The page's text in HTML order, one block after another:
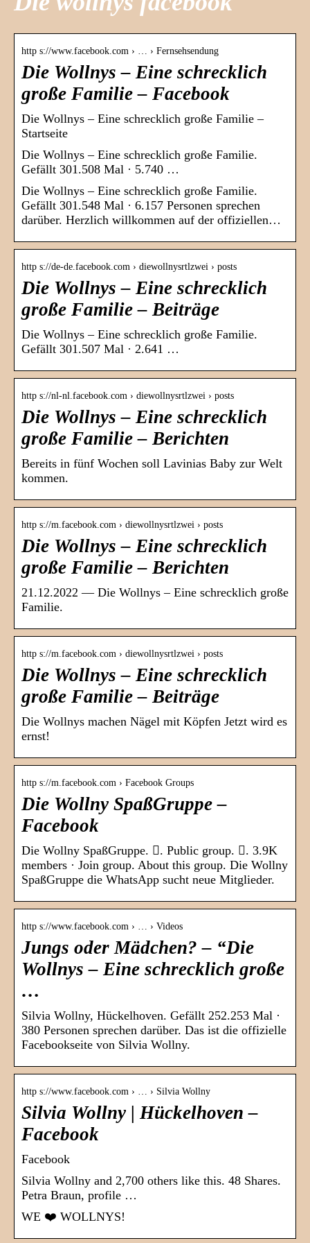
http s://www.facebook.com › … › Fernsehsendung
Die Wollnys – Eine schrecklich
große Familie – Facebook
Die Wollnys – Eine schrecklich große Familie –
Startseite
Die Wollnys – Eine schrecklich große Familie.
Gefällt 301.508 Mal · 5.740 …
Die Wollnys – Eine schrecklich große Familie.
Gefällt 301.548 Mal · 6.157 Personen sprechen
darüber. Herzlich willkommen auf der offiziellen…
http s://de-de.facebook.com › diewollnysrtlzwei › posts
Die Wollnys – Eine schrecklich
große Familie – Beiträge
Die Wollnys – Eine schrecklich große Familie.
Gefällt 301.507 Mal · 2.641 …
http s://nl-nl.facebook.com › diewollnysrtlzwei › posts
Die Wollnys – Eine schrecklich
große Familie – Berichten
Bereits in fünf Wochen soll Lavinias Baby zur Welt
kommen.
http s://m.facebook.com › diewollnysrtlzwei › posts
Die Wollnys – Eine schrecklich
große Familie – Berichten
21.12.2022 — Die Wollnys – Eine schrecklich große
Familie.
http s://m.facebook.com › diewollnysrtlzwei › posts
Die Wollnys – Eine schrecklich
große Familie – Beiträge
Die Wollnys machen Nägel mit Köpfen Jetzt wird es
ernst!
http s://m.facebook.com › Facebook Groups
Die Wollny SpaßGruppe –
Facebook
Die Wollny SpaßGruppe. 󱙺. Public group. 󰞋. 3.9K
members · Join group. About this group. Die Wollny
SpaßGruppe die WhatsApp sucht neue Mitglieder.
http s://www.facebook.com › … › Videos
Jungs oder Mädchen? – “Die
Wollnys – Eine schrecklich große
…
Silvia Wollny, Hückelhoven. Gefällt 252.253 Mal ·
380 Personen sprechen darüber. Das ist die offizielle
Facebookseite von Silvia Wollny.
http s://www.facebook.com › … › Silvia Wollny
Silvia Wollny | Hückelhoven –
Facebook
Facebook
Silvia Wollny and 2,700 others like this. 48 Shares.
Petra Braun, profile …
WE ❤️️ WOLLNYS!